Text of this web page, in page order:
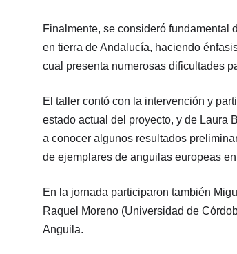
Finalmente, se consideró fundamental
en tierra de Andalucía, haciendo
cual presenta numerosas dificultades
El taller contó con la intervención y
estado actual del proyecto, y de Laura
a conocer algunos resultados
de ejemplares de anguilas europeas
En la jornada participaron también
Raquel Moreno (Universidad de
Anguila.